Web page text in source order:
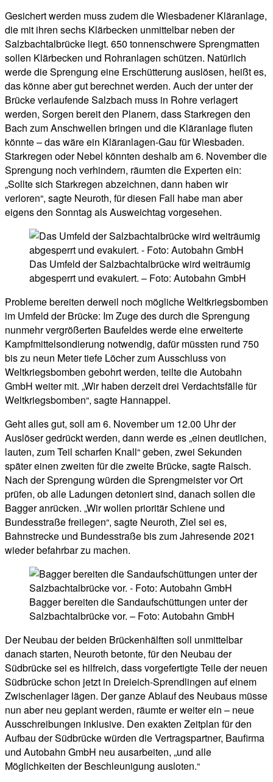
Gesichert werden muss zudem die Wiesbadener Kläranlage,
die mit ihren sechs Klärbecken unmittelbar neben der
Salzbachtalbrücke liegt. 650 tonnenschwere Sprengmatten
sollen Klärbecken und Rohranlagen schützen. Natürlich
werde die Sprengung eine Erschütterung auslösen, heißt es,
das könne aber gut berechnet werden. Auch der unter der
Brücke verlaufende Salzbach muss in Rohre verlagert
werden, Sorgen bereit den Planern, dass Starkregen den
Bach zum Anschwellen bringen und die Kläranlage fluten
könnte – das wäre ein Kläranlagen-Gau für Wiesbaden.
Starkregen oder Nebel könnten deshalb am 6. November die
Sprengung noch verhindern, räumten die Experten ein:
„Sollte sich Starkregen abzeichnen, dann haben wir
verloren“, sagte Neuroth, für diesen Fall habe man aber
eigens den Sonntag als Ausweichtag vorgesehen.
Das Umfeld der Salzbachtalbrücke wird weiträumig
abgesperrt und evakuiert. – Foto: Autobahn GmbH
Probleme bereiten derweil noch mögliche Weltkriegsbomben
im Umfeld der Brücke: Im Zuge des durch die Sprengung
nunmehr vergrößerten Baufeldes werde eine erweiterte
Kampfmittelsondierung notwendig, dafür müssten rund 750
bis zu neun Meter tiefe Löcher zum Ausschluss von
Weltkriegsbomben gebohrt werden, teilte die Autobahn
GmbH weiter mit. „Wir haben derzeit drei Verdachtsfälle für
Weltkriegsbomben“, sagte Hannappel.
Geht alles gut, soll am 6. November um 12.00 Uhr der
Auslöser gedrückt werden, dann werde es „einen deutlichen,
lauten, zum Teil scharfen Knall“ geben, zwei Sekunden
später einen zweiten für die zweite Brücke, sagte Raisch.
Nach der Sprengung würden die Sprengmeister vor Ort
prüfen, ob alle Ladungen detoniert sind, danach sollen die
Bagger anrücken. „Wir wollen prioritär Schiene und
Bundesstraße freilegen“, sagte Neuroth, Ziel sei es,
Bahnstrecke und Bundesstraße bis zum Jahresende 2021
wieder befahrbar zu machen.
Bagger bereiten die Sandaufschüttungen unter der
Salzbachtalbrücke vor. – Foto: Autobahn GmbH
Der Neubau der beiden Brückenhälften soll unmittelbar
danach starten, Neuroth betonte, für den Neubau der
Südbrücke sei es hilfreich, dass vorgefertigte Teile der neuen
Südbrücke schon jetzt in Dreieich-Sprendlingen auf einem
Zwischenlager lägen. Der ganze Ablauf des Neubaus müsse
nun aber neu geplant werden, räumte er weiter ein – neue
Ausschreibungen inklusive. Den exakten Zeitplan für den
Aufbau der Südbrücke würden die Vertragspartner, Baufirma
und Autobahn GmbH neu ausarbeiten, „und alle
Möglichkeiten der Beschleunigung ausloten.“